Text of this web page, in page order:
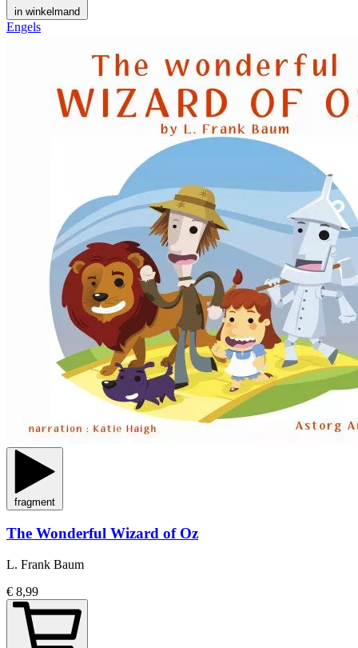
in winkelmand
Engels
fragment
The Wonderful Wizard of Oz
L. Frank Baum
€ 8,99